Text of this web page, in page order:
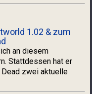
1.02 & zum
an diesem
Stattdessen hat er
zwei aktuelle